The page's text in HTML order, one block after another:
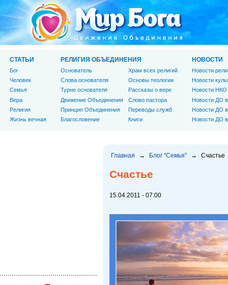
Главная → Блог "Семья" → Счастье
Счастье
15.04.2011 - 07:00
СТАТЬИ
Бог
Человек
Cемья
Вера
Религия
Жизнь вечная
РЕЛИГИЯ ОБЪЕДИНЕНИЯ
Основатель
Слова основателя
Турне основателя
Движение Объединения
Принцип Объединения
Благословение
Храм всех религий
Основы теологии
Рассказы о вере
Слово пастора
Переводы служб
Книги
НОВОСТИ
Новости
Новости
Новости НКО
Новости ДО
Новости ДО
Новости ДО